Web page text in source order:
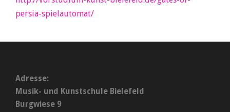
persia-spielautomat/
Adresse:
Musik- und Kunstschule Bielefeld
Burgwiese 9